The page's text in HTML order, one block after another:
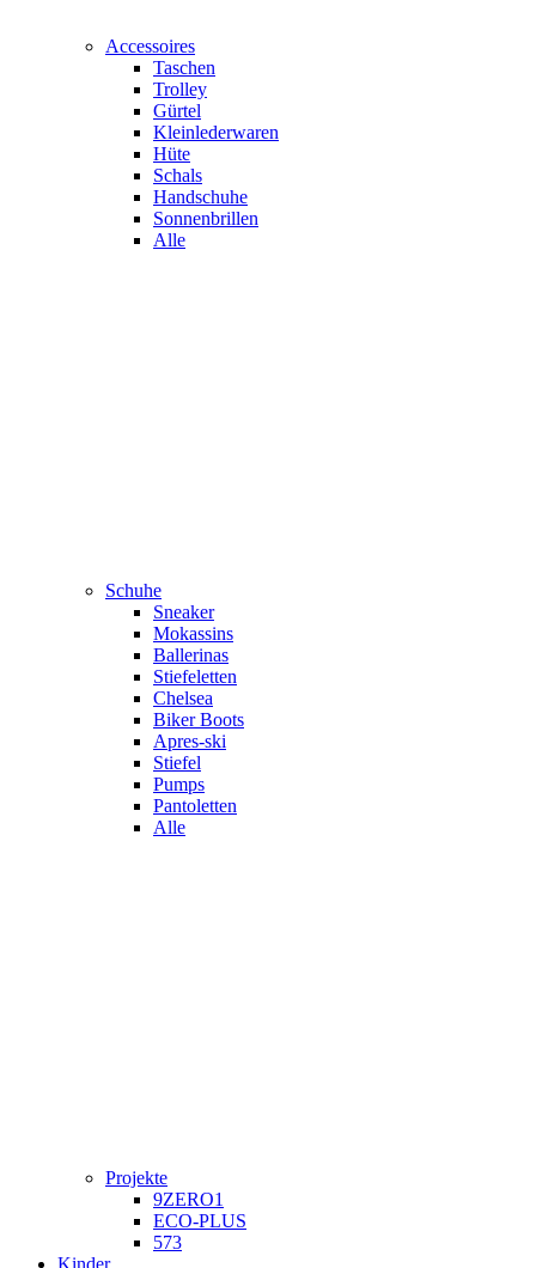
Accessoires
Taschen
Trolley
Gürtel
Kleinlederwaren
Hüte
Schals
Handschuhe
Sonnenbrillen
Alle
Schuhe
Sneaker
Mokassins
Ballerinas
Stiefeletten
Chelsea
Biker Boots
Apres-ski
Stiefel
Pumps
Pantoletten
Alle
Projekte
9ZERO1
ECO-PLUS
573
Kinder